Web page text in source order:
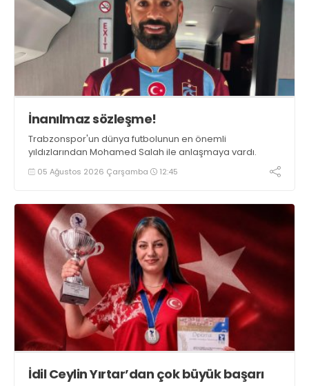
İnanılmaz sözleşme!
Trabzonspor'un dünya futbolunun en önemli
yıldızlarından Mohamed Salah ile anlaşmaya vardı.
05 Ağustos 2026 Çarşamba 12:45
İdil Ceylin Yırtar’dan çok büyük başarı